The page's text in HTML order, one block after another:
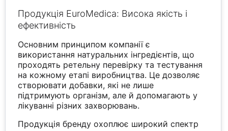
Продукція EuroMedica: Висока якість і
ефективність
Основним принципом компанії є
використання натуральних інгредієнтів, що
проходять ретельну перевірку та тестування
на кожному етапі виробництва. Це дозволяє
створювати добавки, які не лише
підтримують організм, але й допомагають у
лікуванні різних захворювань.
Продукція бренду охоплює широкий спектр